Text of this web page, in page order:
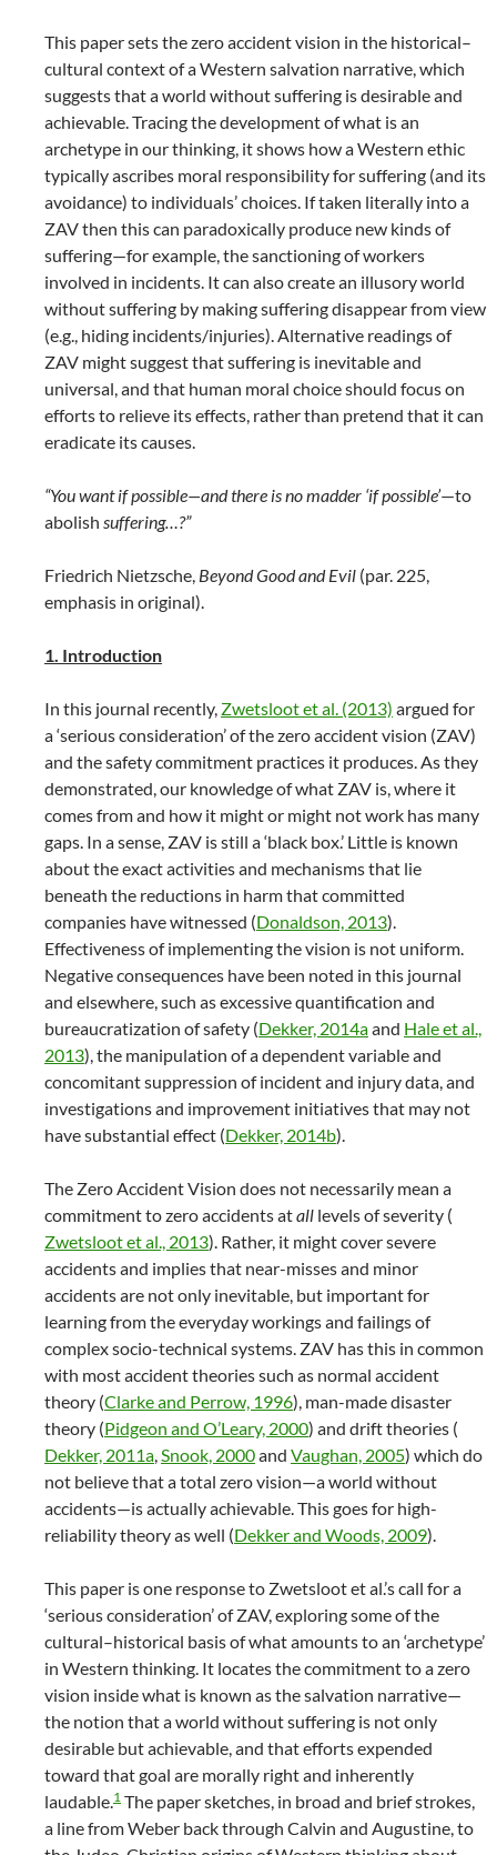
This paper sets the zero accident vision in the historical–
cultural context of a Western salvation narrative, which
suggests that a world without suffering is desirable and
achievable. Tracing the development of what is an
archetype in our thinking, it shows how a Western ethic
typically ascribes moral responsibility for suffering (and its
avoidance) to individuals’ choices. If taken literally into a
ZAV then this can paradoxically produce new kinds of
suffering—for example, the sanctioning of workers
involved in incidents. It can also create an illusory world
without suffering by making suffering disappear from view
(e.g., hiding incidents/injuries). Alternative readings of
ZAV might suggest that suffering is inevitable and
universal, and that human moral choice should focus on
efforts to relieve its effects, rather than pretend that it can
eradicate its causes.
“You want if possible—and there is no madder ‘if possible’—to
abolish suffering…?”
Friedrich Nietzsche, Beyond Good and Evil (par. 225,
emphasis in original).
1. Introduction
In this journal recently, Zwetsloot et al. (2013) argued for
a ‘serious consideration’ of the zero accident vision (ZAV)
and the safety commitment practices it produces. As they
demonstrated, our knowledge of what ZAV is, where it
comes from and how it might or might not work has many
gaps. In a sense, ZAV is still a ‘black box.’ Little is known
about the exact activities and mechanisms that lie
beneath the reductions in harm that committed
companies have witnessed (Donaldson, 2013).
Effectiveness of implementing the vision is not uniform.
Negative consequences have been noted in this journal
and elsewhere, such as excessive quantification and
bureaucratization of safety (Dekker, 2014aand Hale et al.,
2013), the manipulation of a dependent variable and
concomitant suppression of incident and injury data, and
investigations and improvement initiatives that may not
have substantial effect (Dekker, 2014b).
The Zero Accident Vision does not necessarily mean a
commitment to zero accidents atall levels of severity (
Zwetsloot et al., 2013). Rather, it might cover severe
accidents and implies that near-misses and minor
accidents are not only inevitable, but important for
learning from the everyday workings and failings of
complex socio-technical systems. ZAV has this in common
with most accident theories such as normal accident
theory (Clarke and Perrow, 1996), man-made disaster
theory (Pidgeon and O’Leary, 2000) and drift theories (
Dekker, 2011a,Snook, 2000and Vaughan, 2005) which do
not believe that a total zero vision—a world without
accidents—is actually achievable. This goes for high-
reliability theory as well (Dekker and Woods, 2009).
This paper is one response to Zwetsloot et al.’s call for a
‘serious consideration’ of ZAV, exploring some of the
cultural–historical basis of what amounts to an ‘archetype’
in Western thinking. It locates the commitment to a zero
vision inside what is known as the salvation narrative—
the notion that a world without suffering is not only
desirable but achievable, and that efforts expended
toward that goal are morally right and inherently
laudable.1 The paper sketches, in broad and brief strokes,
a line from Weber back through Calvin and Augustine, to